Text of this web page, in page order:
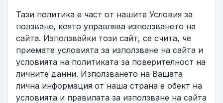
Тази политика е част от нашите Условия за
ползване, която управлява използването на
сайта. Използвайки този сайт, се счита, че
приемате условията за използване на сайта и
условията на политиката за поверителност на
личните данни. Използването на Вашата
лична информация от наша страна е обект на
условията и правилата за използване на сайта